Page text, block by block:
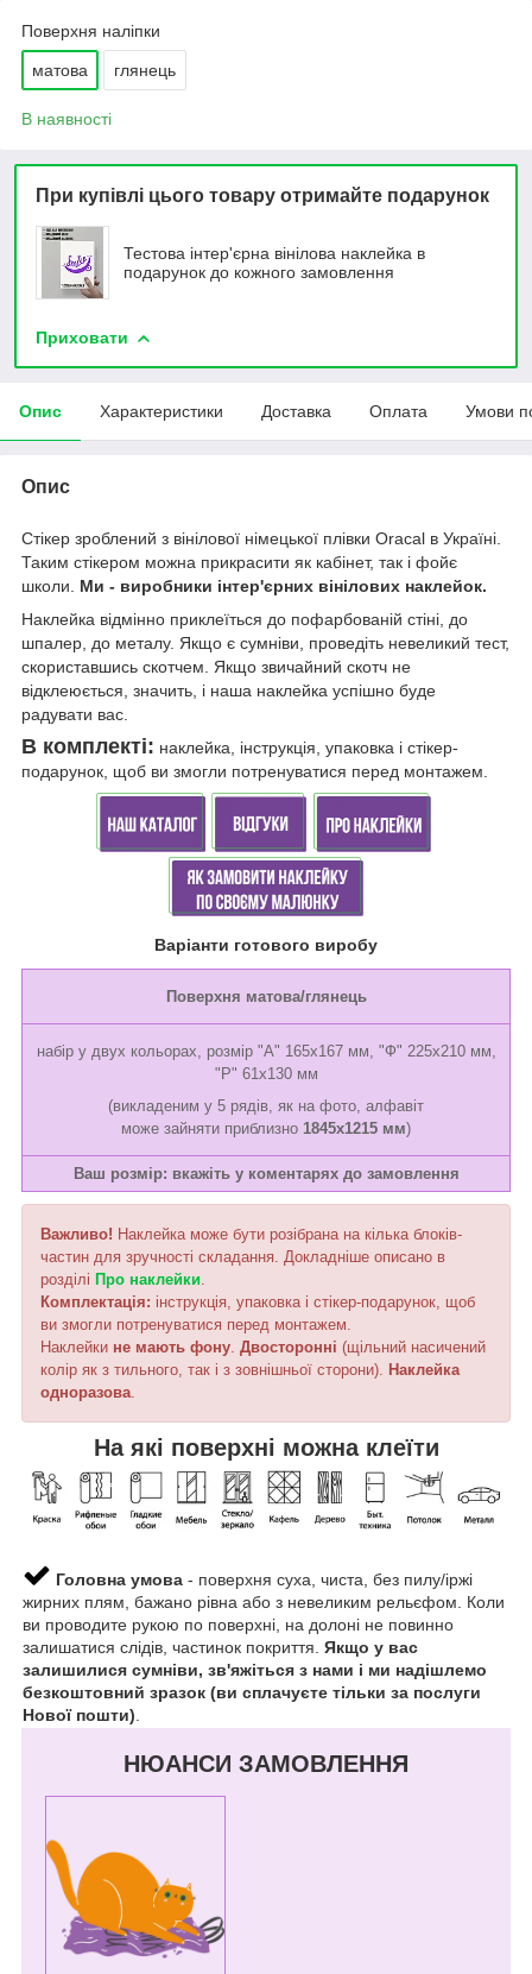
Поверхня наліпки
матова глянець
В наявності
При купівлі цього товару отримайте подарунок
Тестова інтер'єрна вінілова наклейка в
подарунок до кожного замовлення
Приховати
Опис Характеристики Доставка Оплата Умови
Опис
Стікер зроблений з вінілової німецької плівки Oracal в Україні.
Таким стікером можна прикрасити як кабінет, так і фойє
школи. Ми - виробники інтер'єрних вінілових наклейок.
Наклейка відмінно приклеїться до пофарбованій стіні, до
шпалер, до металу. Якщо є сумніви, проведіть невеликий тест,
скориставшись скотчем. Якщо звичайний скотч не
відклеюється, значить, і наша наклейка успішно буде
радувати вас.
В комплекті: наклейка, інструкція, упаковка і стікер-
подарунок, щоб ви змогли потренуватися перед монтажем.
Варіанти готового виробу
Поверхня матова/глянець
набір у двух кольорах, розмір "А" 165x167 мм, "Ф" 225х210 мм,
"Р" 61x130 мм
(викладеним у 5 рядів, як на фото, алфавіт
може зайняти приблизно 1845x1215 мм)
Ваш розмір: вкажіть у коментарях до замовлення
Важливо! Наклейка може бути розібрана на кілька блоків-
частин для зручності складання. Докладніше описано в
розділі Про наклейки.
Комплектація: інструкція, упаковка і стікер-подарунок, щоб
ви змогли потренуватися перед монтажем.
Наклейки не мають фону. Двосторонні (щільний насичений
колір як з тильного, так і з зовнішньої сторони). Наклейка
одноразова.
На які поверхні можна клеїти
Головна умова - поверхня суха, чиста, без пилу/іржі
жирних плям, бажано рівна або з невеликим рельєфом. Коли
ви проводите рукою по поверхні, на долоні не повинно
залишатися слідів, частинок покриття. Якщо у вас
залишилися сумніви, зв'яжіться з нами і ми надішлемо
безкоштовний зразок (ви сплачуєте тільки за послуги
Нової пошти).
НЮАНСИ ЗАМОВЛЕННЯ